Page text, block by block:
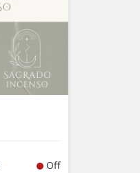
Off